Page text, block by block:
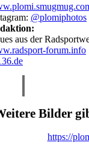
@plomiphotos
aus der
forum.info
Bilder
https://